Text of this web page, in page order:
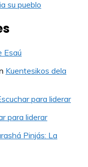
su pueblo
Esaú
Kuentesikos dela
para liderar
para liderar
Pinjás: La